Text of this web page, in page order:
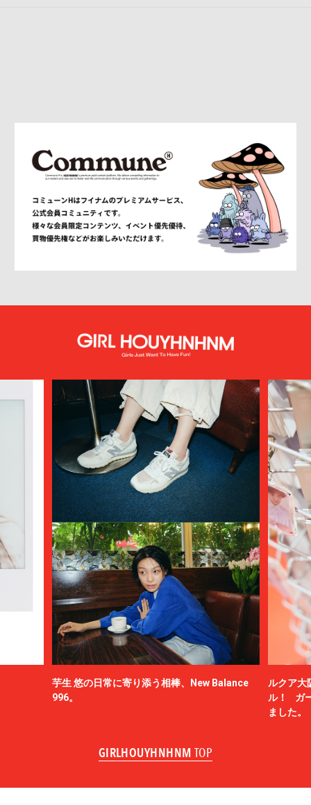
芋生 悠の日常に寄り添う相棒、New Balance
996。
ルクア大
ル！ ガ
ました。
GIRLHOUYHNHNM TOP